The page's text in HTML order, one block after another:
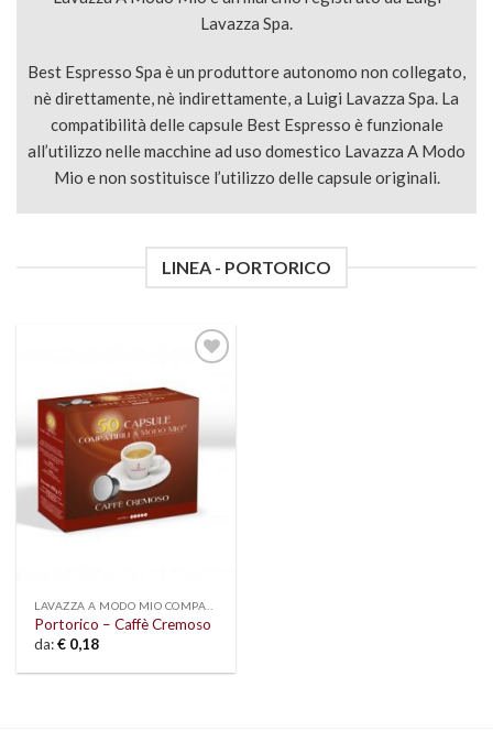
Lavazza Spa.
Best Espresso Spa è un produttore autonomo non collegato,
nè direttamente, nè indirettamente, a Luigi Lavazza Spa. La
compatibilità delle capsule Best Espresso è funzionale
all’utilizzo nelle macchine ad uso domestico Lavazza A Modo
Mio e non sostituisce l’utilizzo delle capsule originali.
LINEA - PORTORICO
alla lista
desideri
LAVAZZA A MODO MIO COMPATIBILI
Portorico – Caffè Cremoso
da:€ 0,18